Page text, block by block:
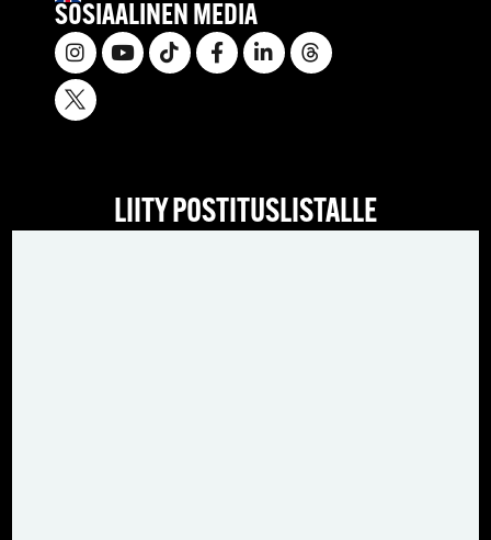
SOSIAALINEN MEDIA
LIITY POSTITUSLISTALLE